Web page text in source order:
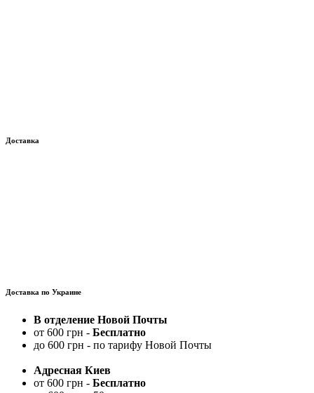
Доставка
Доставка по Украине
В отделение Новой Почты
от 600 грн - Бесплатно
до 600 грн - по тарифу Новой Почты
Адресная Киев
от 600 грн - Бесплатно